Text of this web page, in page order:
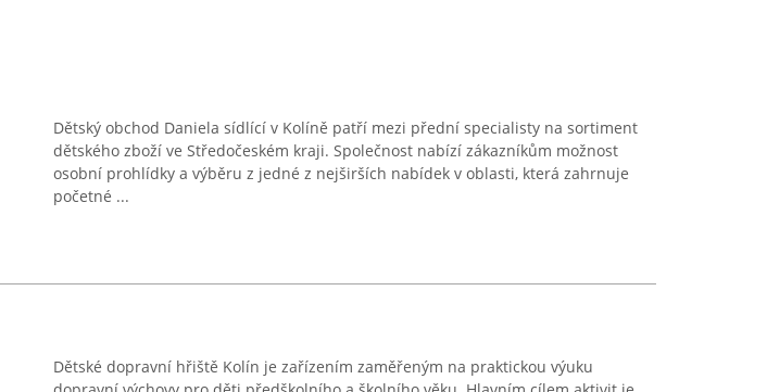
Dětský obchod Daniela sídlící v Kolíně patří mezi přední specialisty na sortiment
dětského zboží ve Středočeském kraji. Společnost nabízí zákazníkům možnost
osobní prohlídky a výběru z jedné z nejširších nabídek v oblasti, která zahrnuje
početné ...
Dětské dopravní hřiště Kolín je zařízením zaměřeným na praktickou výuku